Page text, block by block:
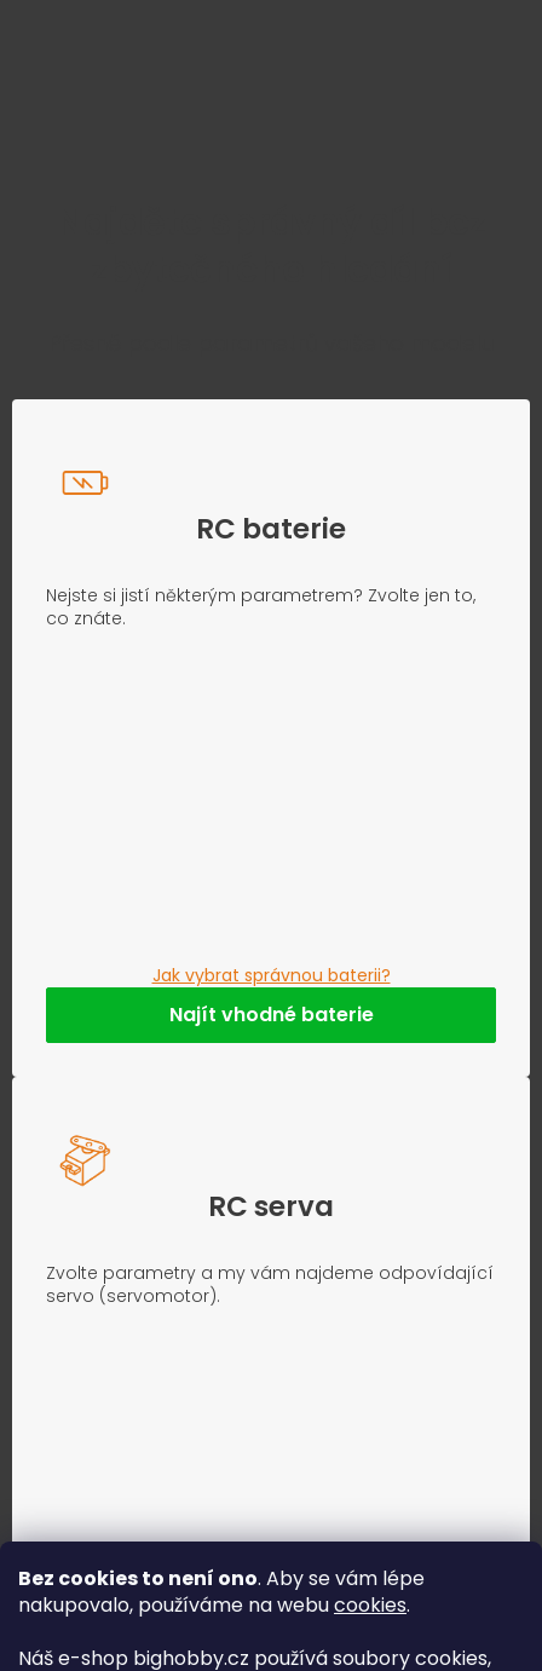
Bez cookies to není ono. Aby se vám lépe
nakupovalo, používáme na webucookies.
Náš e-shop bighobby.cz používá soubory cookies,
RC baterie
Nejste si jistí některým parametrem? Zvolte jen to,
co znáte.
Jak vybrat správnou baterii?
Najít vhodné baterie
RC serva
Zvolte parametry a my vám najdeme odpovídající
servo (servomotor).
Jak vybrat správné servo?